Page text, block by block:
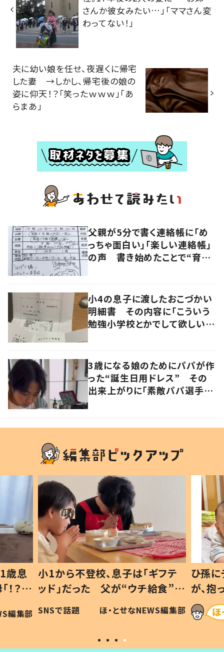
さんか彼女みたい…」「ママさん変
わってない！」
夫に幼い娘を任せ、夜遅くに帰宅
した妻 →しかし、帰宅後の娘の
姿に仰天！？「笑ったｗｗｗ」「あ
らまあ」
父親が5分で書く連絡帳に「め
っちゃ面白い」「楽しい連絡帳」
の声 書き始めたことで“育児
小4の息子に渡したおこづかい
明細書 その内容に「こういう
勉強小学校とかでして欲しい」
3歳になる娘のためにパパが作
った“誕生日用ドレス” その
出来上がりに「素敵パパ選手権
歳息
？」
編集部
小1から不登校、息子は「ギフテ
ッド」だった 父が“ウチ給食”を
作り続ける理由とは #令和の親
#令和の子
SNSで話題 ほ・とせなNEWS編集部
ひ孫
が、
「涙が
い」